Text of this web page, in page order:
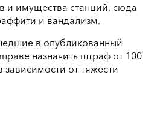
и имущества станций, сюда
и вандализм.
в опубликованный
назначить штраф от 100
от тяжести